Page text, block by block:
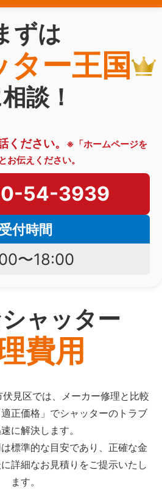
ずは
ー王国
談！
ください。
※「ホームページを
お伝えください。
54-3939
受付時間
〜18:00
ャッター
費用
見区では、メーカー修理と比較
正価格」でシャッターのトラブ
に解決します。
標準的な目安であり、正確な金
詳細なお見積りをご提示いたし
ます。